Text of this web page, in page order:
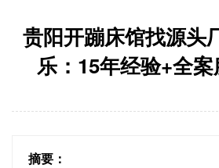
贵阳开蹦床馆找源头
乐：15年经验+全
摘要：